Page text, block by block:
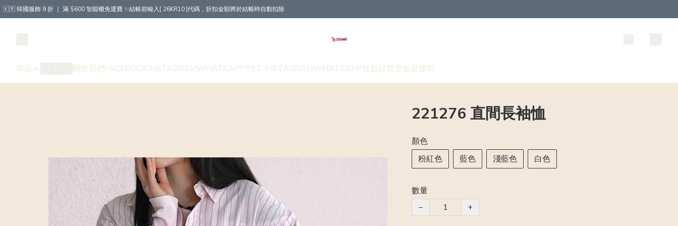
🇰🇷 韓國服飾 9 折 ｜ 滿 $600 智能櫃免運費 ✨結帳前輸入[ 26KR10 ]代碼，折扣金額將於結帳時自動扣除
商品 關於我們FACEBOOKINSTAGRAMWHATSAPPPET INSTAGRAMWHATSAPP社群訂貨需知及條款
221276 直間長袖恤
顏色
粉紅色
藍色 淺藍色 白色
數量
−
+